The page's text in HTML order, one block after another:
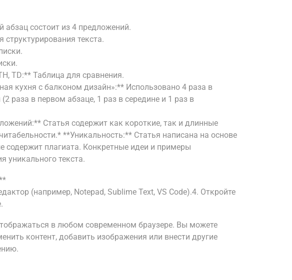
состоит из 4 предложений.
текста.
TD:** Таблица для сравнения.
кухня с балконом дизайн»:** Использовано 4 раза в
раза в первом абзаце, 1 раз в середине и 1 раз в
Статья содержит как короткие, так и длинные
**Уникальность:** Статья написана на основе
содержит плагиата. Конкретные идеи и примеры
уникального текста.
(например, Notepad, Sublime Text, VS Code).4. Откройте
в любом современном браузере. Вы можете
контент, добавить изображения или внести другие